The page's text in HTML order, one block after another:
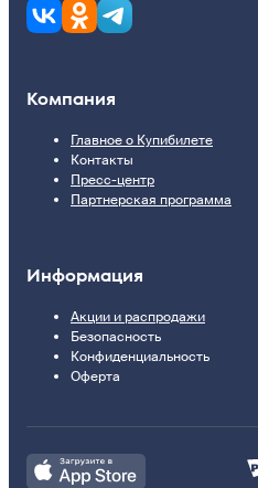
Компания
Главное о Купибилете
Контакты
Пресс-центр
Партнерская программа
Информация
Акции и распродажи
Безопасность
Конфиденциальность
Оферта